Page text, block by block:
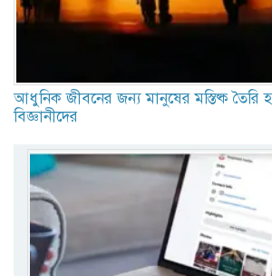
আধুনিক জীবনের জন্য মানুষের মস্তিষ্ক তৈরি
বিজ্ঞানীদের